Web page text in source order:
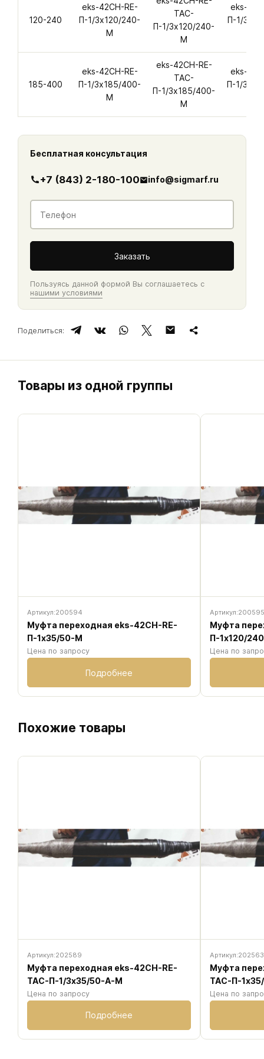
120-240
eks-42CH-RE-
П-1/3х120/240-
M
ТАС-
П-1/3х120/240-
M
eks-
П-1/
185-400
eks-42CH-RE-
П-1/3х185/400-
M
eks-42CH-RE-
ТАС-
П-1/3х185/400-
M
eks-
П-1/
Бесплатная консультация
+7 (843) 2-180-100 info@sigmarf.ru
Заказать
Пользуясь данной формой Вы соглашаетесь с
нашими условиями
Поделиться:
Товары из одной группы
Артикул:200594
Муфта переходная eks-42CH-RE-
П-1х35/50-М
Цена по запросу
Подробнее
Артикул:
Муфта
П-1х120/
Цена по
Похожие товары
Артикул:202589
Муфта переходная eks-42CH-RE-
ТАС-П-1/3х35/50-А-M
Цена по запросу
Подробнее
Артикул:202563
Муфта
ТАС-П-
Цена по